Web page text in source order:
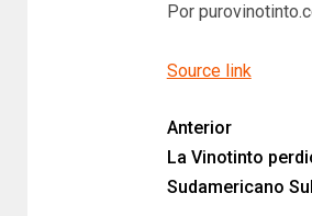
Por
Source link
Anterior
La Vinotinto
Sudamericano